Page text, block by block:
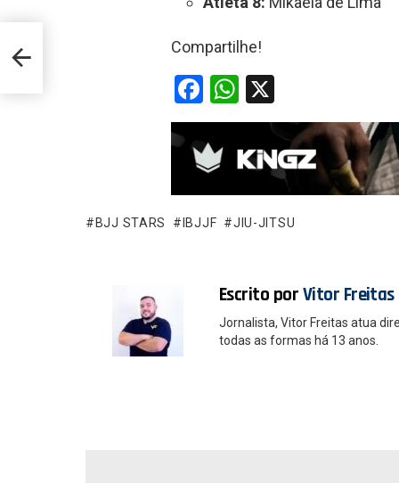
Compartilhe!
F
a
ce
b
o
o
W
h
at
s
A
p
BJJ STARS IBJJF JIU-JITSU
Escrito porVitor Freitas
Jornalista, Vitor Freitas atua
todas as formas há 13 anos.